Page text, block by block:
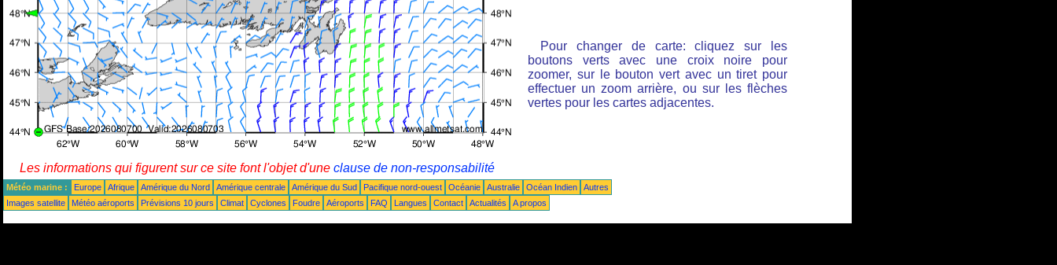
Pour changer de carte: cliquez sur les
boutons verts avec une croix noire pour
zoomer, sur le bouton vert avec un tiret pour
effectuer un zoom arrière, ou sur les flèches
vertes pour les cartes adjacentes.
Les informations qui figurent sur ce site font l'objet d'une clause de non-responsabilité
Météo marine : Europe Afrique Amérique du Nord Amérique centrale Amérique du Sud Pacifique nord-ouest Océanie Australie Océan Indien
Autres
Images satellite
Météo aéroports Prévisions 10 jours Climat Cyclones Foudre Aéroports FAQ Langues Contact Actualités A propos